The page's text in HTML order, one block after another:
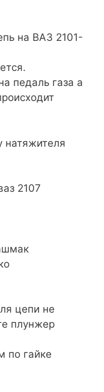
на ВАЗ 2101-
педаль газа а
натяжителя
цепи не
плунжер
по гайке